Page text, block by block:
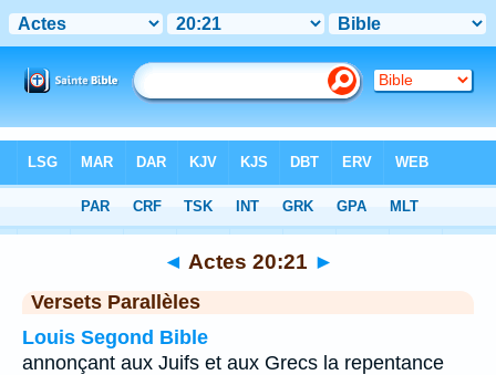
Chapitre 20> Verset 21
◄ Actes 20:21 ►
Versets Parallèles
Louis Segond Bible
annonçant aux Juifs et aux Grecs la repentance